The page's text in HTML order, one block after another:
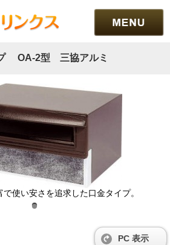
OA-2型 三協アルミ
使い安さを追求した口金タイプ。
PC 表示